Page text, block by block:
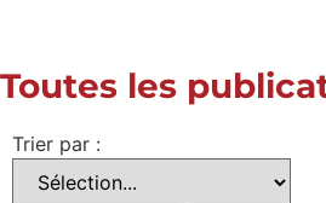
Toutes les
Trier par :